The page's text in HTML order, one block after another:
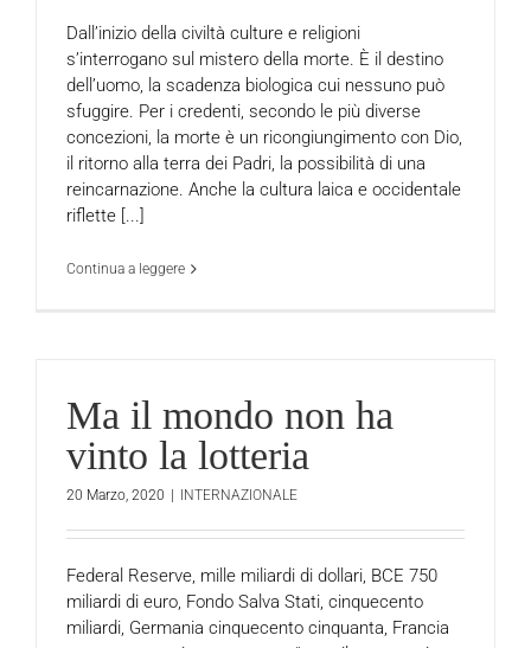
Dall’inizio della civiltà culture e religioni
s’interrogano sul mistero della morte. È il destino
dell’uomo, la scadenza biologica cui nessuno può
sfuggire. Per i credenti, secondo le più diverse
concezioni, la morte è un ricongiungimento con Dio,
il ritorno alla terra dei Padri, la possibilità di una
reincarnazione. Anche la cultura laica e occidentale
riflette [...]
Continua a leggere
Ma il mondo non ha
vinto la lotteria
20 Marzo, 2020 | INTERNAZIONALE
Federal Reserve, mille miliardi di dollari, BCE 750
miliardi di euro, Fondo Salva Stati, cinquecento
miliardi, Germania cinquecento cinquanta, Francia